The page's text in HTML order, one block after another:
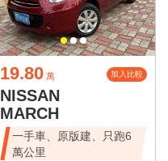
19.80 萬 加入比較
NISSAN
MARCH
一手車、原版建、只跑6
萬公里